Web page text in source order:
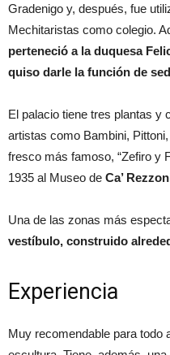
Gradenigo y, después, fue
Mechitaristas como colegio.
perteneció a la duquesa
quiso darle la función de
El palacio tiene tres plantas y
artistas como Bambini,
fresco más famoso, “Zefiro y
1935 al Museo de Ca’
Una de las zonas más
vestíbulo, construido
Experiencia
Muy recomendable para todo